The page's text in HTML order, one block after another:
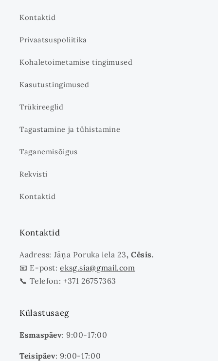
Kontaktid
Privaatsuspoliitika
Kohaletoimetamise tingimused
Kasutustingimused
Trükireeglid
Tagastamine ja tühistamine
Taganemisõigus
Rekvisti
Kontaktid
Kontaktid
Aadress: Jāņa Poruka iela 23, Cēsis.
📧 E-post:eksg.sia@gmail.com
📞 Telefon: +371 26757363
Külastusaeg
Esmaspäev: 9:00-17:00
Teisipäev: 9:00-17:00